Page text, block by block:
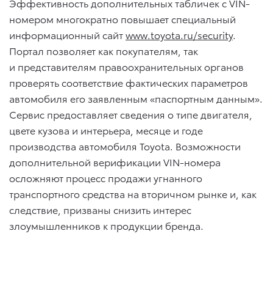
номером многократно повышает специальный
информационный сайтwww.toyota.ru/security.
Портал позволяет как покупателям, так
и представителям правоохранительных органов
проверять соответствие фактических параметров
автомобиля его заявленным «паспортным данным».
Сервис предоставляет сведения о типе двигателя,
цвете кузова и интерьера, месяце и годе
производства автомобиля Toyota. Возможности
дополнительной верификации VIN-номера
осложняют процесс продажи угнанного
транспортного средства на вторичном рынке и, как
следствие, призваны снизить интерес
злоумышленников к продукции бренда.